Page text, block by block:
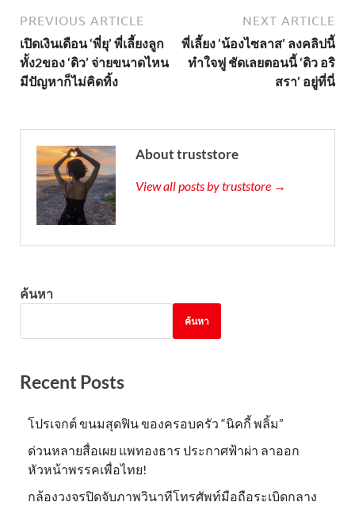
PREVIOUS ARTICLE
เปิดเงินเดือน ‘พี่ยุ’ พี่เลี้ยงลูก
ทั้ง2ของ ‘ดิว’ จ่ายขนาดไหน
มีปัญหาก็ไม่คิดทิ้ง
NEXT ARTICLE
พี่เลี้ยง ‘น้องไซลาส’ ลงคลิปนี้
ทำใจฟู ชัดเลยตอนนี้ ‘ดิว อริ
สรา’ อยู่ที่นี่
About truststore
View all posts by truststore →
ค้นหา
ค้นหา
Recent Posts
โปรเจกต์ ขนมสุดฟิน ของครอบครัว “นิคกี้ พลิ้ม”
ด่วนหลายสื่อเผย แพทองธาร ประกาศฟ้าผ่า ลาออก
หัวหน้าพรรคเพื่อไทย!
กล้องวงจรปิดจับภาพวินาทีโทรศัพท์มือถือระเบิดกลาง